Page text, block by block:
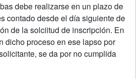
debe realizarse en un plazo de
contado desde el día siguiente de
de la solciitud de inscripción. En
dicho proceso en ese lapso por
se da por no cumplida